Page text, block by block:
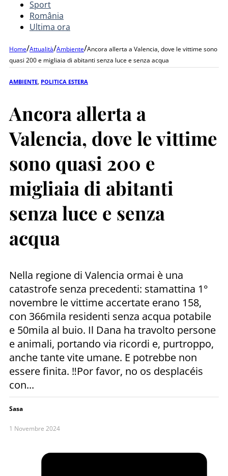
Sport
România
Ultima ora
Home/Attualità/Ambiente/Ancora allerta a Valencia, dove le vittime sono
quasi 200 e migliaia di abitanti senza luce e senza acqua
AMBIENTE POLITICA ESTERA
Ancora allerta a
Valencia, dove le vittime
sono quasi 200 e
migliaia di abitanti
senza luce e senza
acqua
Nella regione di Valencia ormai è una
catastrofe senza precedenti: stamattina 1°
novembre le vittime accertate erano 158,
con 366mila residenti senza acqua potabile
e 50mila al buio. Il Dana ha travolto persone
e animali, portando via ricordi e, purtroppo,
anche tante vite umane. E potrebbe non
essere finita. ‼️Por favor, no os desplacéis
con...
Sasa
1 Novembre 2024